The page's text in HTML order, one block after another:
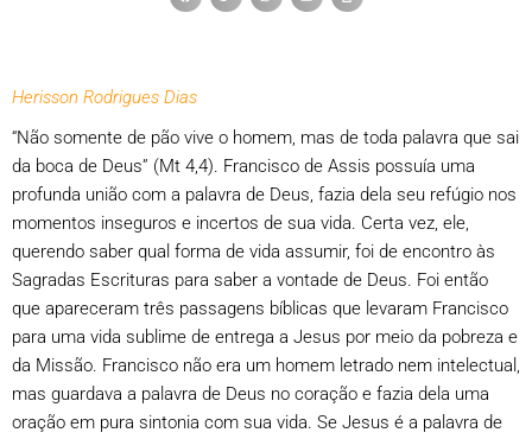
Herisson Rodrigues Dias
“Não somente de pão vive o homem, mas de toda palavra que sai
da boca de Deus” (Mt 4,4). Francisco de Assis possuía uma
profunda união com a palavra de Deus, fazia dela seu refúgio nos
momentos inseguros e incertos de sua vida. Certa vez, ele,
querendo saber qual forma de vida assumir, foi de encontro às
Sagradas Escrituras para saber a vontade de Deus. Foi então
que apareceram três passagens bíblicas que levaram Francisco
para uma vida sublime de entrega a Jesus por meio da pobreza e
da Missão. Francisco não era um homem letrado nem intelectual,
mas guardava a palavra de Deus no coração e fazia dela uma
oração em pura sintonia com sua vida. Se Jesus é a palavra de